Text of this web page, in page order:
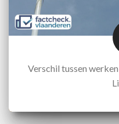
Verschil tussen